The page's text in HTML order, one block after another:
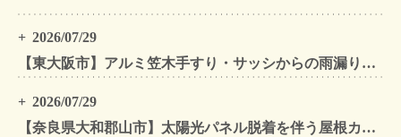
2026/07/29
【東大阪市】アルミ笠木手すり・サッシからの雨漏りを解消｜外壁金属サイディングカバー工法
2026/07/29
【奈良県大和郡山市】太陽光パネル脱着を伴う屋根カバー工法・外壁カバー工法・外壁塗装工事｜スーパーガルテクト施工事例